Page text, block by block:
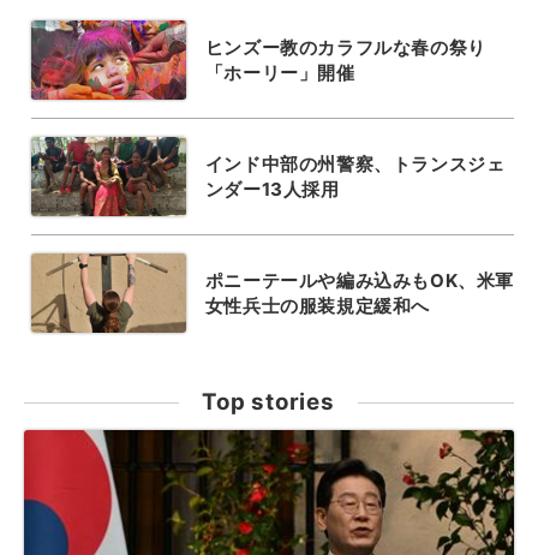
ヒンズー教のカラフルな春の祭り
「ホーリー」開催
インド中部の州警察、トランスジェ
ンダー13人採用
ポニーテールや編み込みもOK、米軍
女性兵士の服装規定緩和へ
Top stories